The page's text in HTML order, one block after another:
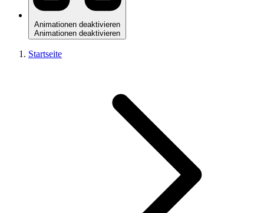
Animationen deaktivieren
Animationen deaktivieren
Startseite